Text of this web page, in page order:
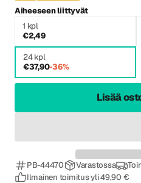
Aiheeseen liittyvät
1 kpl
€2,49
24 kpl
€37,90-36%
Lisää
PB-44470 Varastossa
Ilmainen toimitus yli 49,90 €